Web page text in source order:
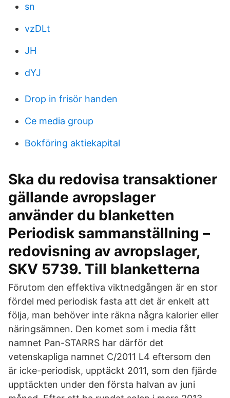
sn
vzDLt
JH
dYJ
Drop in frisör handen
Ce media group
Bokföring aktiekapital
Ska du redovisa transaktioner
gällande avropslager
använder du blanketten
Periodisk sammanställning –
redovisning av avropslager,
SKV 5739. Till blanketterna
Förutom den effektiva viktnedgången är en stor
fördel med periodisk fasta att det är enkelt att
följa, man behöver inte räkna några kalorier eller
näringsämnen. Den komet som i media fått
namnet Pan-STARRS har därför det
vetenskapliga namnet C/2011 L4 eftersom den
är icke-periodisk, upptäckt 2011, som den fjärde
upptäckten under den första halvan av juni